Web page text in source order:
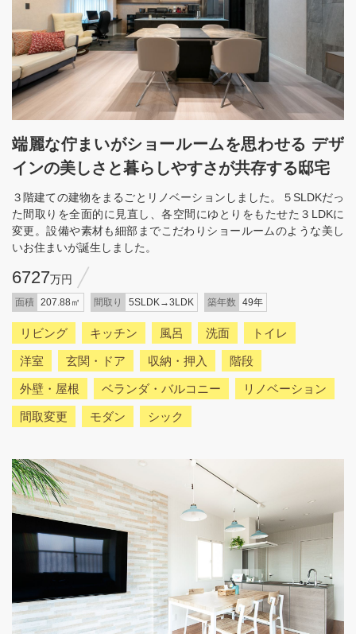
端麗な佇まいがショールームを思わせる デザ
インの美しさと暮らしやすさが共存する邸宅
３階建ての建物をまるごとリノベーションしました。５SLDKだっ
た間取りを全面的に見直し、各空間にゆとりをもたせた３LDKに
変更。設備や素材も細部までこだわりショールームのような美し
いお住まいが誕生しました。
6727万円
面積 207.88㎡ 間取り 5SLDK→3LDK 築年数 49年
リビング キッチン 風呂 洗面 トイレ
洋室 玄関・ドア 収納・押入 階段
外壁・屋根 ベランダ・バルコニー リノベーション
間取変更 モダン シック